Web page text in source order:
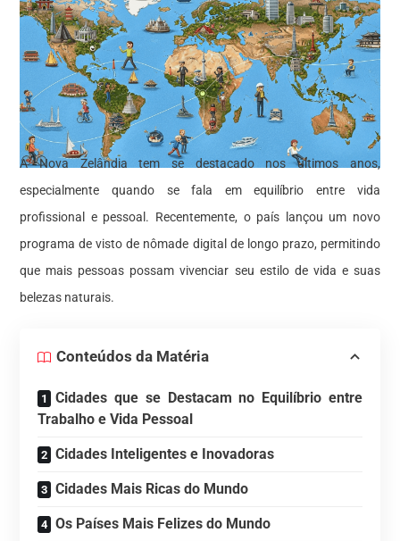
A Nova Zelândia tem se destacado nos últimos anos,
especialmente quando se fala em equilíbrio entre vida
profissional e pessoal. Recentemente, o país lançou um novo
programa de visto de nômade digital de longo prazo, permitindo
que mais pessoas possam vivenciar seu estilo de vida e suas
belezas naturais.
Conteúdos da Matéria
Cidades que se Destacam no Equilíbrio entre
Trabalho e Vida Pessoal
Cidades Inteligentes e Inovadoras
Cidades Mais Ricas do Mundo
Os Países Mais Felizes do Mundo